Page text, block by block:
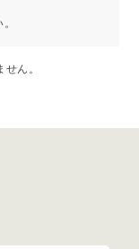
ただけます。
ん。